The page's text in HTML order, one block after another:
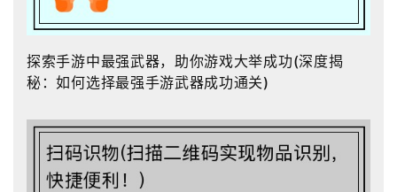
探索手游中最强武器，助你游戏大举成功(深度揭
秘：如何选择最强手游武器成功通关)